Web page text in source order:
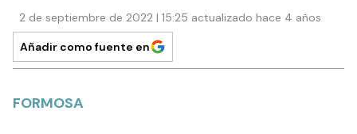
2 de septiembre de 2022 | 15:25 actualizado hace 4 años
Añadir como fuente en
FORMOSA